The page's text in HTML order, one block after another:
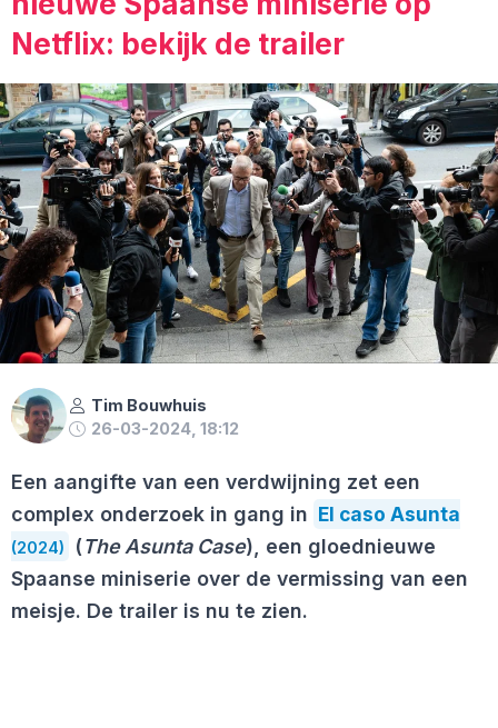
Netflix: bekijk de trailer
Tim Bouwhuis
26-03-2024, 18:12
Een aangifte van een verdwijning zet een
complex onderzoek in gang in El caso Asunta
(2024) (The Asunta Case), een gloednieuwe
Spaanse miniserie over de vermissing van een
meisje. De trailer is nu te zien.